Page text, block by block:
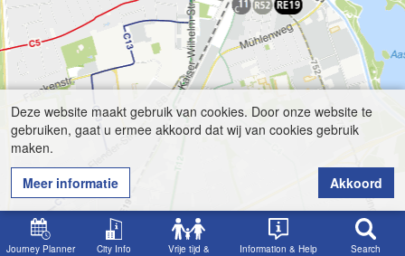
Journey Planner City Info
Vrije tijd &
Information & Help Search
Deze website maakt gebruik van cookies. Door onze website te
gebruiken, gaat u ermee akkoord dat wij van cookies gebruik
maken.
Meer informatie
Akkoord